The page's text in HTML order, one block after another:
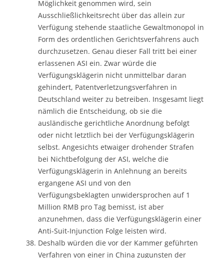
Möglichkeit genommen wird, sein
Ausschließlichkeitsrecht über das allein zur
Verfügung stehende staatliche Gewaltmonopol in
Form des ordentlichen Gerichtsverfahrens auch
durchzusetzen. Genau dieser Fall tritt bei einer
erlassenen ASI ein. Zwar würde die
Verfügungsklägerin nicht unmittelbar daran
gehindert, Patentverletzungsverfahren in
Deutschland weiter zu betreiben. Insgesamt liegt
nämlich die Entscheidung, ob sie die
ausländische gerichtliche Anordnung befolgt
oder nicht letztlich bei der Verfügungsklägerin
selbst. Angesichts etwaiger drohender Strafen
bei Nichtbefolgung der ASI, welche die
Verfügungsklägerin in Anlehnung an bereits
ergangene ASI und von den
Verfügungsbeklagten unwidersprochen auf 1
Million RMB pro Tag bemisst, ist aber
anzunehmen, dass die Verfügungsklägerin einer
Anti-Suit-Injunction Folge leisten wird.
Deshalb würden die vor der Kammer geführten
Verfahren von einer in China zugunsten der